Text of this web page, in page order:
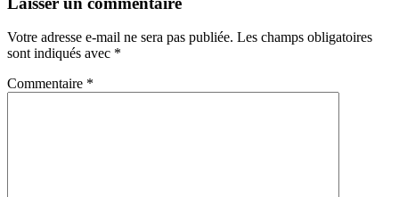
Votre adresse e-mail ne sera pas publiée. Les champs obligatoires
sont indiqués avec *
Commentaire *